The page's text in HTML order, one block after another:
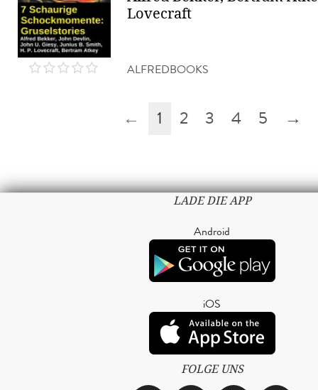
Lovecraft
ALFREDBOOKS
← 1 2 3 4 5 →
LADE DIE APP
Android
iOS
FOLGE UNS